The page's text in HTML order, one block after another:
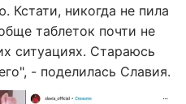
Кстати, никогда не пила
таблеток почти не
ситуациях. Стараюсь
- поделилась Славия.